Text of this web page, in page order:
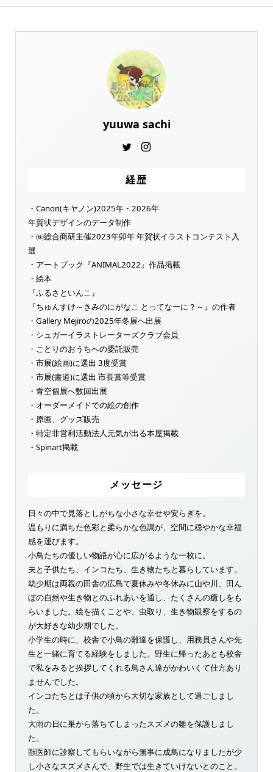
yuuwa sachi
経歴
・Canon(キヤノン)2025年・2026年
年賀状デザインのデータ制作
・㈱総合商研主催2023年卯年 年賀状イラストコンテスト入
選
・アートブック『ANIMAL2022』作品掲載
・絵本
『ふるさといんこ』
『ちゅんすけ～きみのにがなこ とってなーに？～』の作者
・Gallery Mejiroの2025年冬展へ出展
・シュガーイラストレーターズクラブ会員
・ことりのおうちへの委託販売
・市展(絵画)に選出 3度受賞
・市展(書道)に選出 市長賞等受賞
・青空個展へ数回出展
・オーダーメイドでの絵の創作
・原画、グッズ販売
・特定非営利活動法人元気が出る本屋掲載
・Spinart掲載
メッセージ
日々の中で見落としがちな小さな幸せや安らぎを。
温もりに満ちた色彩と柔らかな色調が、空間に穏やかな幸福
感を運びます。
小鳥たちの優しい物語が心に広がるような一枚に。
夫と子供たち、インコたち、生き物たちと暮らしています。
幼少期は両親の田舎の広島で夏休みや冬休みに山や川、田ん
ぼの自然や生き物とのふれあいを通し、たくさんの癒しをも
らいました。絵を描くことや、虫取り、生き物観察をするの
が大好きな幼少期でした。
小学生の時に、校舎で小鳥の雛達を保護し、用務員さんや先
生と一緒に育てる経験をしました。野生に帰ったあとも校舎
で私をみると挨拶してくれる鳥さん達がかわいくて仕方あり
ませんでした。
インコたちとは子供の頃から大切な家族として過ごしまし
た。
大雨の日に巣から落ちてしまったスズメの雛を保護しまし
た。
獣医師に診察してもらいながら無事に成鳥になりましたが少
し小さなスズメさんで、野生では生きていけないとのこと。